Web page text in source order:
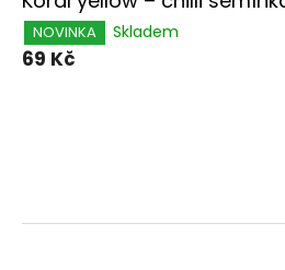
NOVINKA Skladem
69 Kč